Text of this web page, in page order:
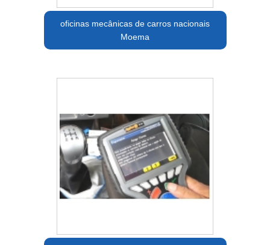
oficinas mecânicas de carros nacionais
Moema